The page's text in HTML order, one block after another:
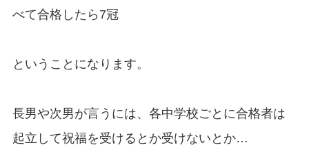
べて合格したら7冠
ということになります。
長男や次男が言うには、各中学校ごとに合格者は
起立して祝福を受けるとか受けないとか…